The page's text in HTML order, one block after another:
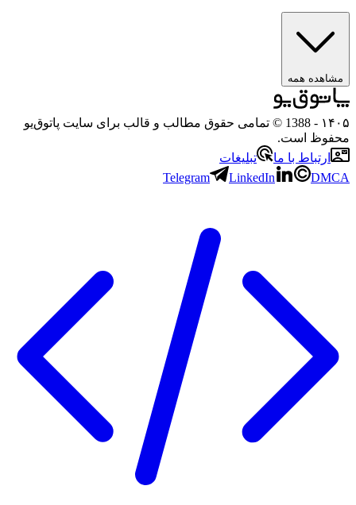
مشاهده همه
۱۴۰۵
- 1388 © تمامی حقوق مطالب و قالب برای سایت پاتوق‌یو
محفوظ است.
ارتباط با ما
تبلیغات
Telegram
LinkedIn DMCA